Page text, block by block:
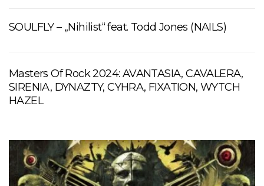
SOULFLY – „Nihilist“ feat. Todd Jones (NAILS)
Masters Of Rock 2024: AVANTASIA, CAVALERA,
SIRENIA, DYNAZTY, CYHRA, FIXATION, WYTCH
HAZEL